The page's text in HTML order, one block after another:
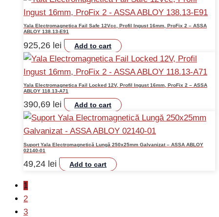
Yala Electromagnetica Fail Safe 12Vcc, Profil Ingust 16mm, ProFix 2 – ASSA
ABLOY 138.13-E91
925,26 lei Add to cart
Yala Electromagnetica Fail Locked 12V, Profil Ingust 16mm, ProFix 2 – ASSA
ABLOY 118.13-A71
390,69 lei Add to cart
Suport Yala Electromagnetică Lungă 250x25mm Galvanizat – ASSA ABLOY
02140-01
49,24 lei Add to cart
1
2
3